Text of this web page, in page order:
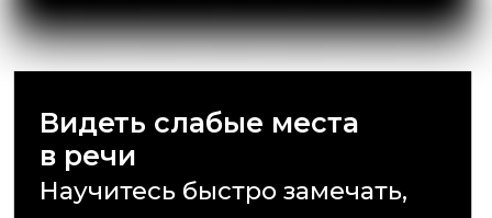
Общаться с людьми
Научитесь быстро замечать,
где собеседник ошибается